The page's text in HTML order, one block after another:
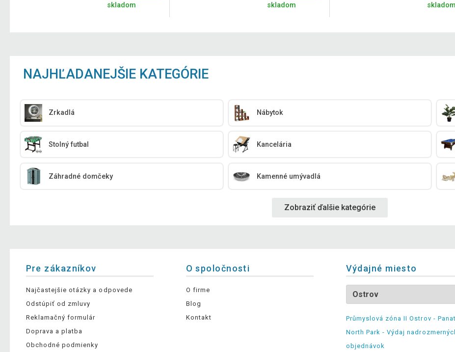
skladom skladom skladom
NAJHĽADANEJŠIE KATEGÓRIE
Zrkadlá Nábytok
Stolný futbal Kancelária
Záhradné domčeky Kamenné umývadlá
Zobraziť ďalšie kategórie
Pre zákazníkov
Najčastejšie otázky a odpovede
Odstúpiť od zmluvy
Reklamačný formulár
Doprava a platba
Obchodné podmienky
O spoločnosti
O firme
Blog
Kontakt
Výdajné miesto
Průmyslová zóna II Ostrov -
North Park - Výdaj
objednávok